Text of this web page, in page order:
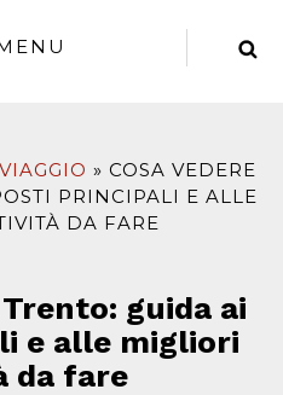
COSA VEDERE
PRINCIPALI E ALLE
DA FARE
guida ai
e alle migliori
da fare